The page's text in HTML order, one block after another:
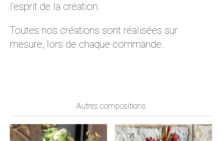
l'esprit de la création.
Toutes nos créations sont réalisées sur
mesure, lors de chaque commande.
Autres compositions